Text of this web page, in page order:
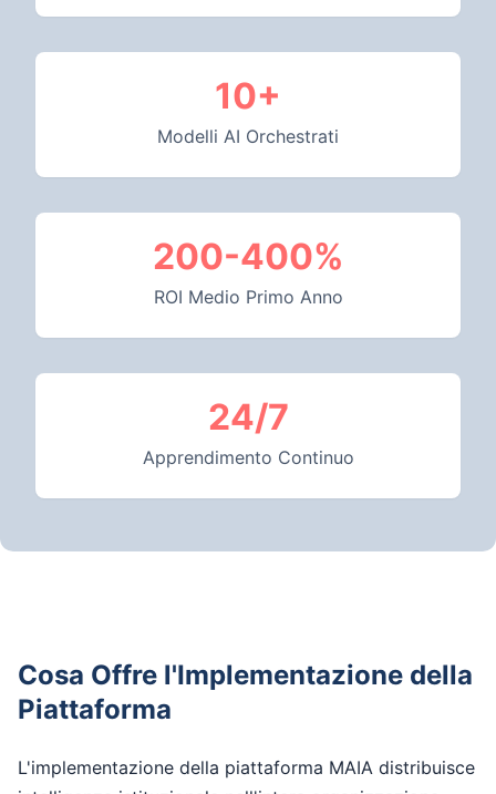
10+
Modelli AI Orchestrati
200-400%
ROI Medio Primo Anno
24/7
Apprendimento Continuo
Cosa Offre l'Implementazione della
Piattaforma
L'implementazione della piattaforma MAIA distribuisce